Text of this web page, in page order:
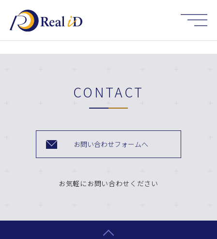
CONTACT
お問い合わせフォームへ
お気軽にお問い合わせください